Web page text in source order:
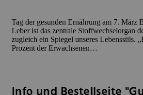
Tag der gesunden Ernährung am 7. März
Leber ist das zentrale Stoffwechselorgan
zugleich ein Spiegel unseres Lebensstils.
Prozent der Erwachsenen…